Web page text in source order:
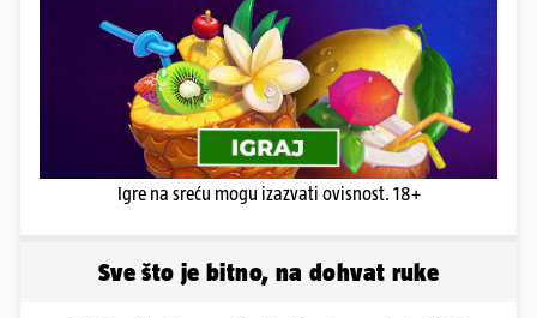
Igre na sreću mogu izazvati ovisnost. 18+
Sve što je bitno, na dohvat ruke